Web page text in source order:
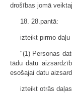
drošības jomā
18. 28.pantā:
izteikt pirmo daļu
"(1) Personas
tādu datu
esošajai datu
izteikt otrās